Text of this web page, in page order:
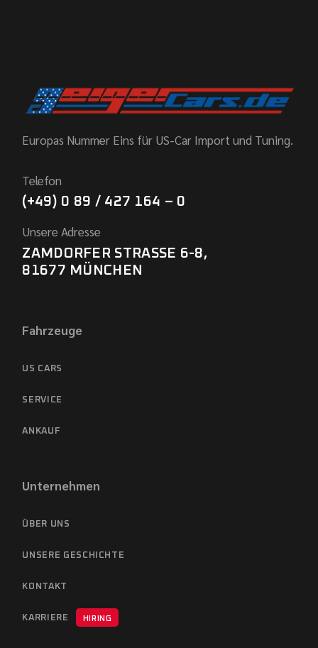
Europas Nummer Eins für US-Car Import und Tuning.
Telefon
(+49) 0 89 / 427 164 – 0
Unsere Adresse
ZAMDORFER STRASSE 6-8,
81677 MÜNCHEN
Fahrzeuge
US CARS
SERVICE
ANKAUF
Unternehmen
ÜBER UNS
UNSERE GESCHICHTE
KONTAKT
KARRIERE HIRING